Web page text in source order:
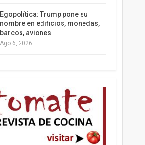
Egopolítica: Trump pone su
nombre en edificios, monedas,
barcos, aviones
Ago 6, 2026